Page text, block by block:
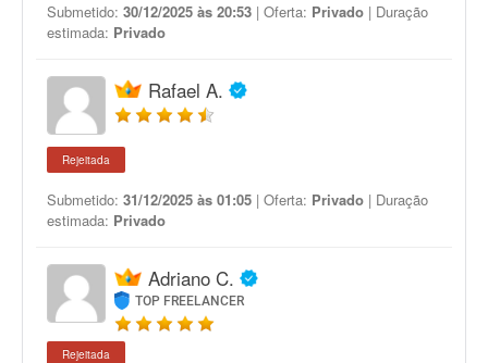
Submetido: 30/12/2025 às 20:53 | Oferta: Privado | Duração
estimada: Privado
Rafael A.
Rejeitada
Submetido: 31/12/2025 às 01:05 | Oferta: Privado | Duração
estimada: Privado
Adriano C.
TOP FREELANCER
Rejeitada